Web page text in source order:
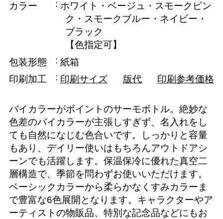
カラー
ホワイト・ベージュ・スモークピン
ク・スモークブルー・ネイビー・
ブラック
【色指定可】
包装形態
紙箱
印刷加工
印刷サイズ 版代 印刷参考価格
バイカラーがポイントのサーモボトル。絶妙な
色差のバイカラーが主張しすぎず、名入れをし
ても自然になじむ色合いです。しっかりと容量
もあり、デイリー使いはもちろんアウトドアシ
ーンでも活躍します。保温保冷に優れた真空二
層構造で、季節を問わずお使いいただけます。
ベーシックカラーから柔らかなくすみカラーま
で豊富な6色展開となります。キャラクターやア
ーティストの物販品、特別な記念品などにもお